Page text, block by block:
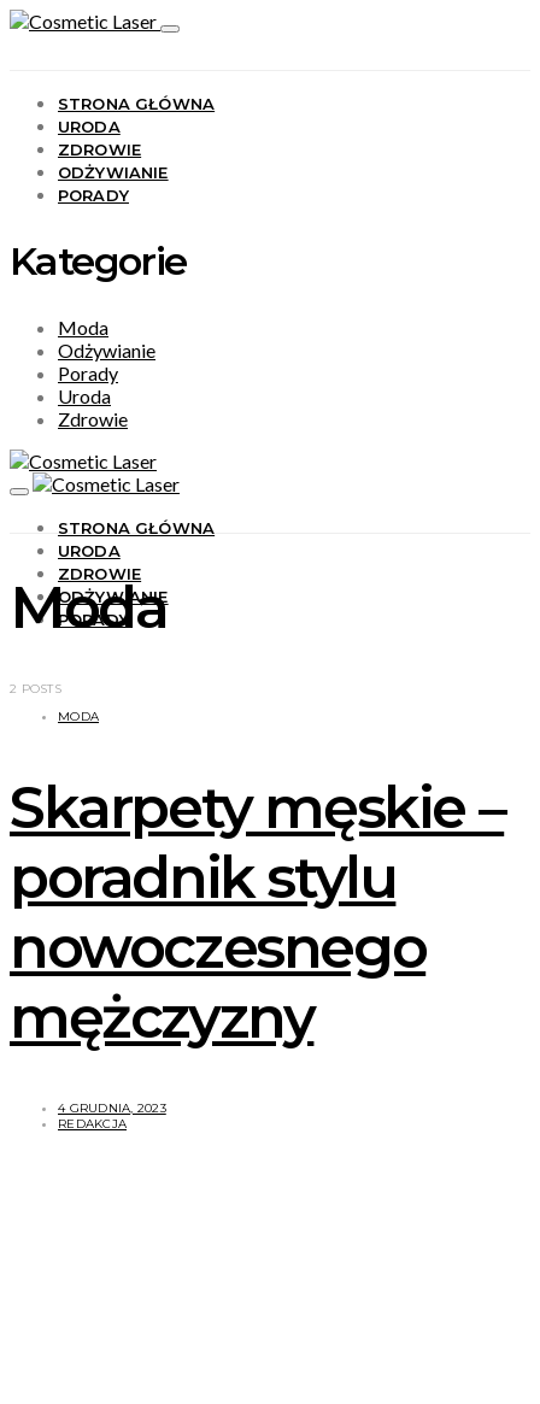
STRONA GŁÓWNA
URODA
ZDROWIE
ODŻYWIANIE
PORADY
Kategorie
Moda
Odżywianie
Porady
Uroda
Zdrowie
STRONA GŁÓWNA
URODA
ZDROWIE
ODŻYWIANIE
PORADY
Moda
2 POSTS
MODA
Skarpety męskie –
poradnik stylu
nowoczesnego
mężczyzny
4 GRUDNIA, 2023
REDAKCJA